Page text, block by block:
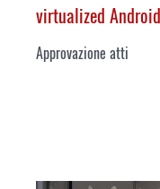
virtualized
Approvazione atti